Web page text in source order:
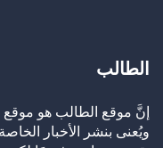
الطالب
إنَّ موقع الطالب هو موقع
ويُعنى بنشر الأخبار